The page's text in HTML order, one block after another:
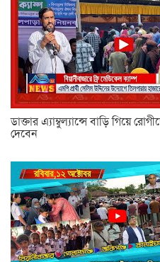
ডাক্তার এ্যাম্বুল্যান্সে বাড়ি গিয়ে
দেবেন